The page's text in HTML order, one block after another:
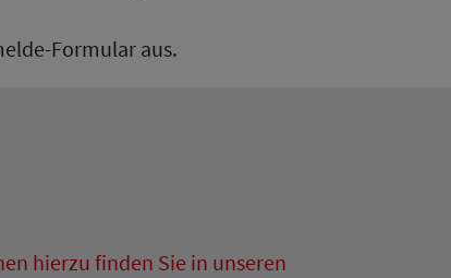
Formular aus.
hierzu finden Sie in unseren